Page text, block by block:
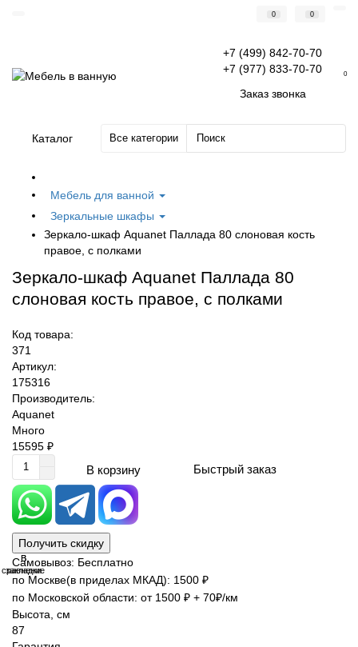
0 0
+7 (499) 842-70-70
+7 (977) 833-70-70
Заказ звонка
0
Каталог Все категории
Мебель для ванной
Зеркальные шкафы
Зеркало-шкаф Aquanet Паллада 80 слоновая кость
правое, с полками
Зеркало-шкаф Aquanet Паллада 80
слоновая кость правое, с полками
Код товара:
371
Артикул:
175316
Производитель:
Aquanet
Много
15595 ₽
В корзину Быстрый заказ
Получить скидку
В
закладки
В
сравнение
Самовывоз: Бесплатно
по Москве(в приделах МКАД): 1500 ₽
по Московской области: от 1500 ₽ + 70₽/км
Высота, см
87